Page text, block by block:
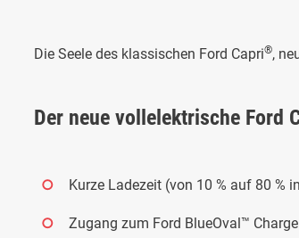
Die Seele des klassischen Ford Capri®,
Der neue vollelektrische Ford
Kurze Ladezeit (von 10 % auf 80 %
Zugang zum Ford BlueOval™